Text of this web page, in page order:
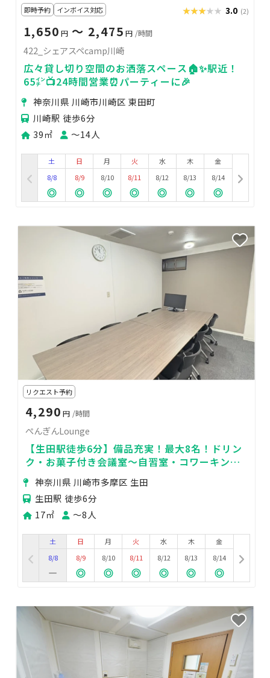
即時予約 インボイス対応 ★★★★★
★★★★★ 3.0 (2)
1,650 円 〜 2,475 円 /時間
422_シェアスペcamp川崎
広々貸し切り空間のお洒落スペース🏠✨駅近！
65㌅📺24時間営業⏰パーティーに🎉
神奈川県 川崎市川崎区 東田町
川崎駅 徒歩6分
39㎡
〜14人
土
8/8
日
8/9
月
8/10
火
8/11
水
8/12
木
8/13
金
8/14
リクエスト予約
4,290 円 /時間
ぺんぎんLounge
【生田駅徒歩6分】備品充実！最大8名！ドリン
ク・お菓子付き会議室～自習室・コワーキング
スペース～
神奈川県 川崎市多摩区 生田
生田駅 徒歩6分
17㎡
〜8人
土
8/8
日
8/9
月
8/10
火
8/11
水
8/12
木
8/13
金
8/14